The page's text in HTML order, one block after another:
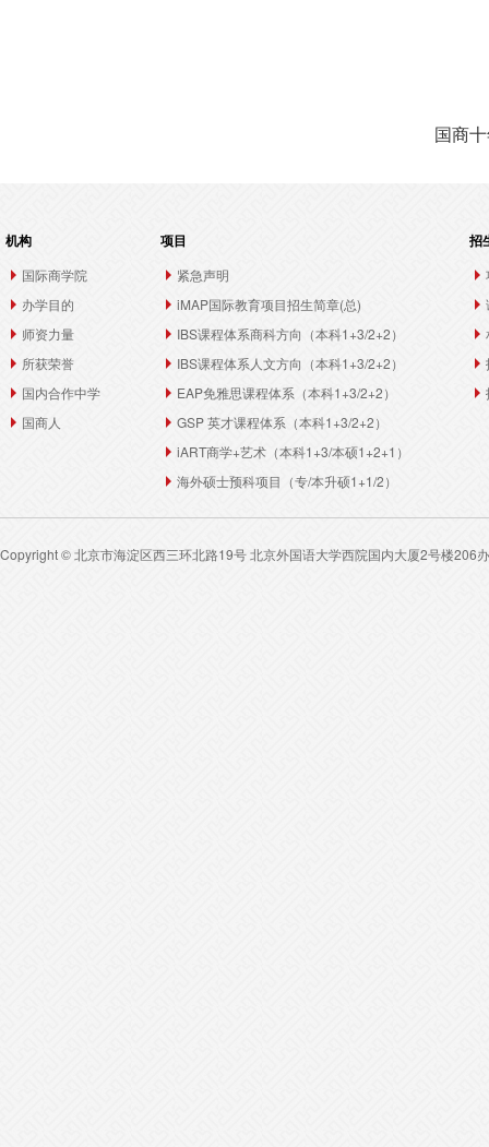
国商
机构
国际商学院
办学目的
师资力量
所获荣誉
国内合作中学
国商人
项目
紧急声明
iMAP国际教育项目招生简章(总)
IBS课程体系商科方向（本科1+3/2+2）
IBS课程体系人文方向（本科1+3/2+2）
EAP免雅思课程体系（本科1+3/2+2）
GSP 英才课程体系（本科1+3/2+2）
iART商学+艺术（本科1+3/本硕1+2+1）
海外硕士预科项目（专/本升硕1+1/2）
招
Copyright © 北京市海淀区西三环北路19号 北京外国语大学西院国内大厦2号楼